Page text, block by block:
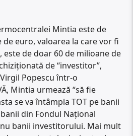
Mintia este de
de euro, valoarea la care vor fi
este de doar 60 de milioane de
de “investitor”,
Popescu într-o
Mintia urmează “să fie
se va întâmpla TOT pe banii
din Fondul Național
banii investitorului. Mai mult